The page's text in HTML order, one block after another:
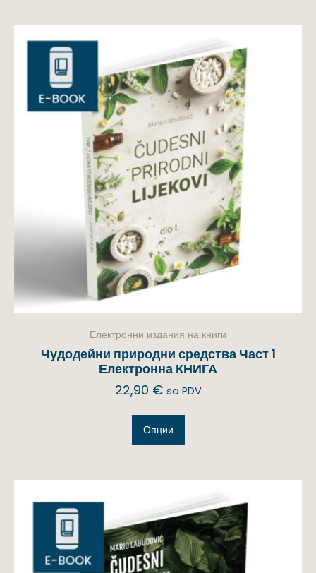
Електронни издания на книги
Чудодейни природни средства Част 1
Електронна КНИГА
22,90 € sa PDV
Опции